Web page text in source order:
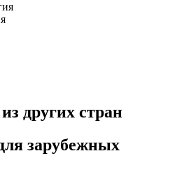
других стран
зарубежных